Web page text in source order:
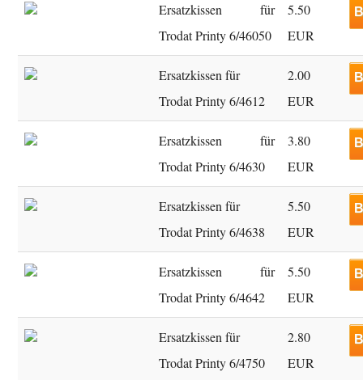
Ersatzkissen für
Trodat Printy 6/46050
5.50
EUR
Ersatzkissen für
Trodat Printy 6/4612
2.00
EUR
Ersatzkissen für
Trodat Printy 6/4630
3.80
EUR
Ersatzkissen für
Trodat Printy 6/4638
5.50
EUR
Ersatzkissen für
Trodat Printy 6/4642
5.50
EUR
Ersatzkissen für
Trodat Printy 6/4750
2.80
EUR